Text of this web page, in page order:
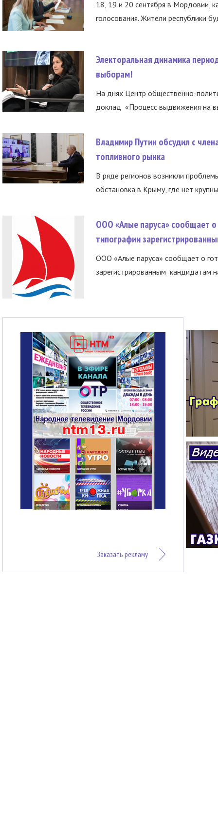
18, 19 и 20 сентября в Мордовии,
голосования. Жители республики
Электоральная динамика
выборам!
На днях Центр общественно-
доклад «Процесс выдвижения на
Владимир Путин обсудил с
топливного рынка
В ряде регионов возникли
обстановка в Крыму, где нет
ООО «Алые паруса» сообщает о
типографии
ООО «Алые паруса» сообщает о
зарегистрированным кандидатам
Заказать рекламу